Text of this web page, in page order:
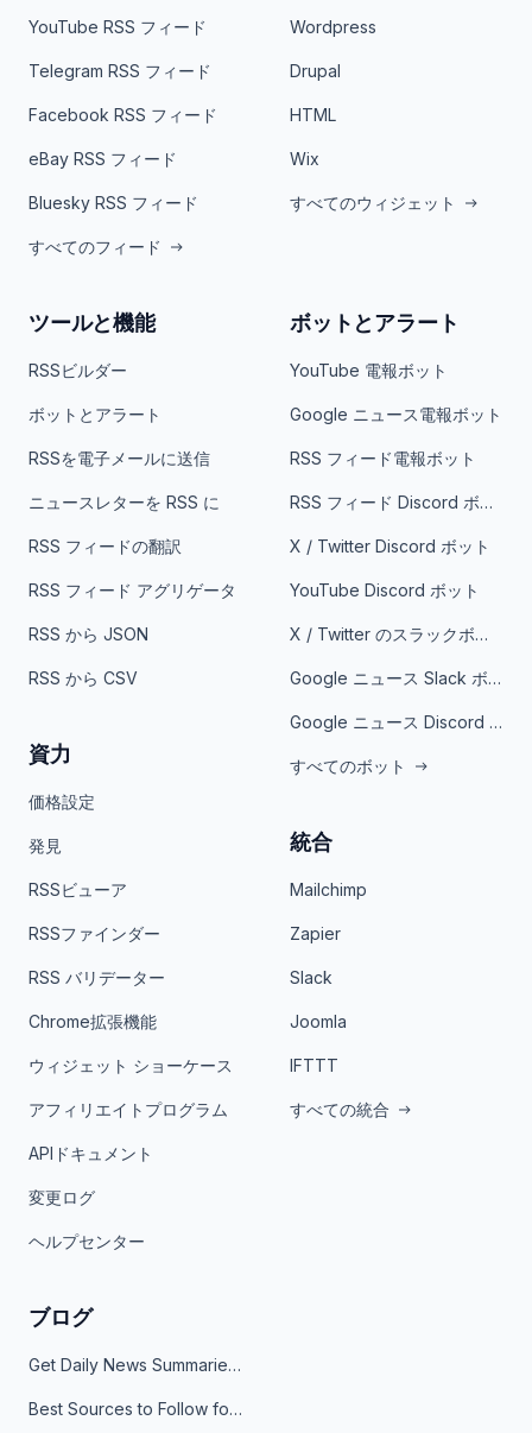
YouTube RSS フィード
Telegram RSS フィード
Facebook RSS フィード
eBay RSS フィード
Bluesky RSS フィード
すべてのフィード
Wordpress
Drupal
HTML
Wix
すべてのウィジェット
ツールと機能
RSSビルダー
ボットとアラート
RSSを電子メールに送信
ニュースレターを RSS に
RSS フィードの翻訳
RSS フィード アグリゲータ
RSS から JSON
RSS から CSV
資力
価格設定
発見
RSSビューア
RSSファインダー
RSS バリデーター
Chrome拡張機能
ウィジェット ショーケース
アフィリエイトプログラム
APIドキュメント
変更ログ
ヘルプセンター
ボットとアラート
YouTube 電報ボット
Google ニュース電報ボット
RSS フィード電報ボット
RSS フィード Discord ボット
X / Twitter Discord ボット
YouTube Discord ボット
X / Twitter のスラックボット
Google ニュース Slack ボット
Google ニュース Discord ボット
すべてのボット
統合
Mailchimp
Zapier
Slack
Joomla
IFTTT
すべての統合
ブログ
Get Daily News Summaries About Any Topic in Telegram, Discord, Slack, and Email
Best Sources to Follow for Crypto News in Your Reader (2026)